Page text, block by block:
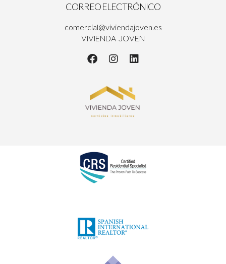
CORREO ELECTRÓNICO
comercial@viviendajoven.es
VIVIENDA JOVEN